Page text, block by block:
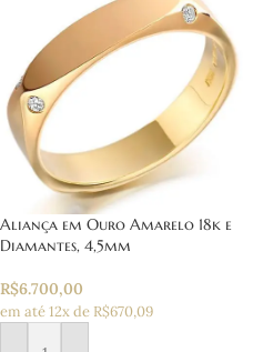
Aliança em Ouro Amarelo 18k e
Diamantes, 4,5mm
R$6.700,00
em até 12x de R$670,09